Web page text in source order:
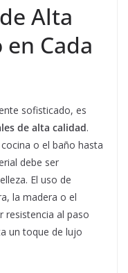
Alta
Cada
sofisticado, es
de alta calidad.
o el baño hasta
debe ser
El uso de
la madera o el
resistencia al paso
un toque de lujo